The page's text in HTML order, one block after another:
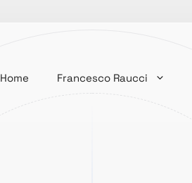
Home Francesco Raucci